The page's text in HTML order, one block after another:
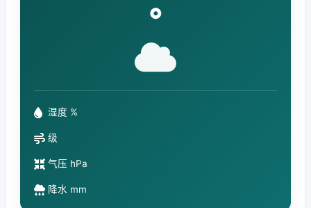
°
湿度 %
级
气压 hPa
降水 mm